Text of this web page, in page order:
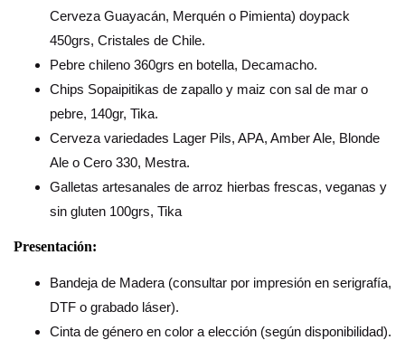
Cerveza Guayacán, Merquén o Pimienta) doypack
450grs, Cristales de Chile.
Pebre chileno 360grs en botella, Decamacho.
Chips Sopaipitikas de zapallo y maiz con sal de mar o
pebre, 140gr, Tika.
Cerveza variedades Lager Pils, APA, Amber Ale, Blonde
Ale o Cero 330, Mestra.
Galletas artesanales de arroz hierbas frescas, veganas y
sin gluten 100grs, Tika
Presentación:
Bandeja de Madera (consultar por impresión en serigrafía,
DTF o grabado láser).
Cinta de género en color a elección (según disponibilidad).